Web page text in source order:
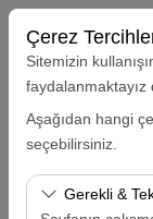
Çerez
Sitemizin
faydalanmaktayız
Aşağıdan hangi
seçebilirsiniz.
Gerekli &
Alış Lokasyonu
Hatay